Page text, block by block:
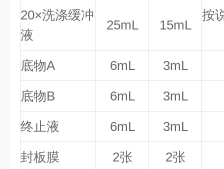
20×洗涤缓冲
液
25mL 15mL
按
底物A 6mL 3mL
底物B 6mL 3mL
终止液 6mL 3mL
封板膜 2张 2张